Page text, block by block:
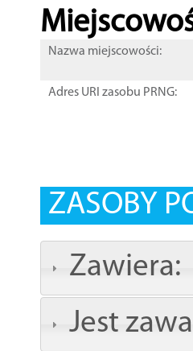
Nazwa miejscowości:
Adres URI zasobu PRNG:
ZASOBY
Zawiera:
Jest